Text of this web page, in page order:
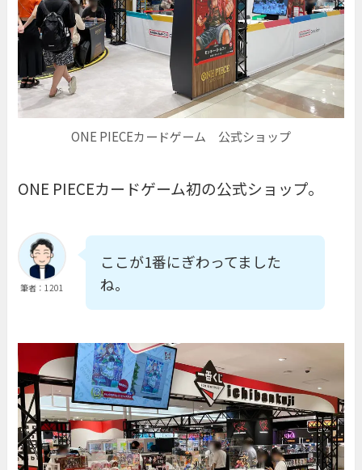
ONE PIECEカードゲーム 公式ショップ
ONE PIECEカードゲーム初の公式ショップ。
筆者：1201
ここが1番にぎわってました
ね。